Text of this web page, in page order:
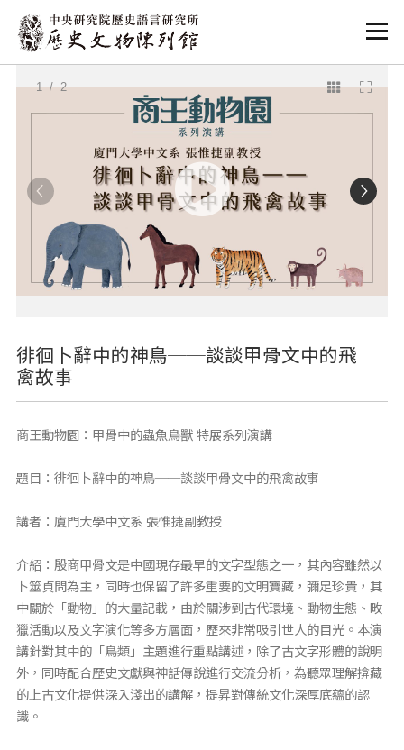
:::
:::
1/ 2
徘徊卜辭中的神鳥──談談甲骨文中的飛
禽故事
商王動物園：甲骨中的蟲魚鳥獸 特展系列演講
題目：徘徊卜辭中的神鳥──談談甲骨文中的飛禽故事
講者：廈門大學中文系 張惟捷副教授
介紹：殷商甲骨文是中國現存最早的文字型態之一，其內容雖然以
卜筮貞問為主，同時也保留了許多重要的文明寶藏，彌足珍貴，其
中關於「動物」的大量記載，由於關涉到古代環境、動物生態、畋
獵活動以及文字演化等多方層面，歷來非常吸引世人的目光。本演
講針對其中的「鳥類」主題進行重點講述，除了古文字形體的說明
外，同時配合歷史文獻與神話傳說進行交流分析，為聽眾理解揜藏
的上古文化提供深入淺出的講解，提昇對傳統文化深厚底蘊的認
識。